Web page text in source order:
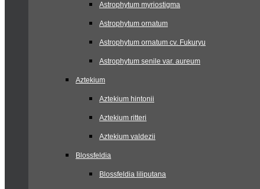
Astrophytum myriostigma
Astrophytum ornatum
Astrophytum ornatum cv. Fukuryu
Astrophytum senile var. aureum
Aztekium
Aztekium hintonii
Aztekium ritteri
Aztekium valdezii
Blossfeldia
Blossfeldia liliputana